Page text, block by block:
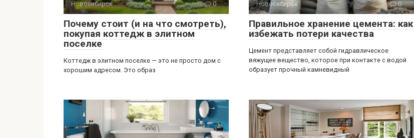
Новосибирск 0
Почему стоит (и на что смотреть),
покупая коттедж в элитном
поселке
Коттедж в элитном поселке — это не просто дом с
хорошим адресом. Это образ
Новосибирск 0
Правильное хранение цемента: как
избежать потери качества
Цемент представляет собой гидравлическое
вяжущее вещество, которое при контакте с водой
образует прочный камневидный